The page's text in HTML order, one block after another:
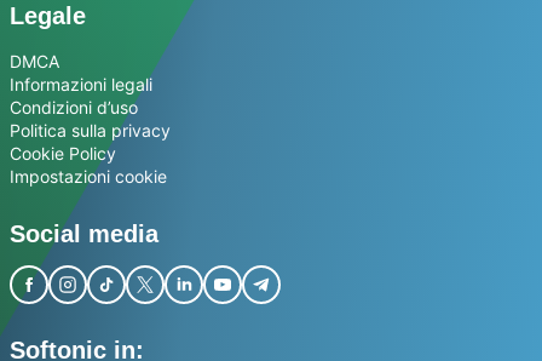
Legale
DMCA
Informazioni legali
Condizioni d’uso
Politica sulla privacy
Cookie Policy
Impostazioni cookie
Social media
Softonic in: